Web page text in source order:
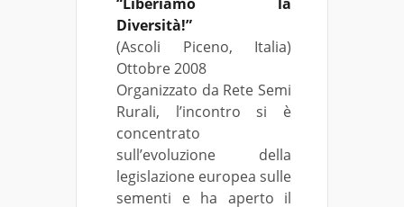
Diversità!”
(Ascoli Piceno, Italia)
Ottobre 2008
Organizzato da Rete Semi
Rurali, l’incontro si è
concentrato
sull’evoluzione della
legislazione europea sulle
sementi e ha aperto il